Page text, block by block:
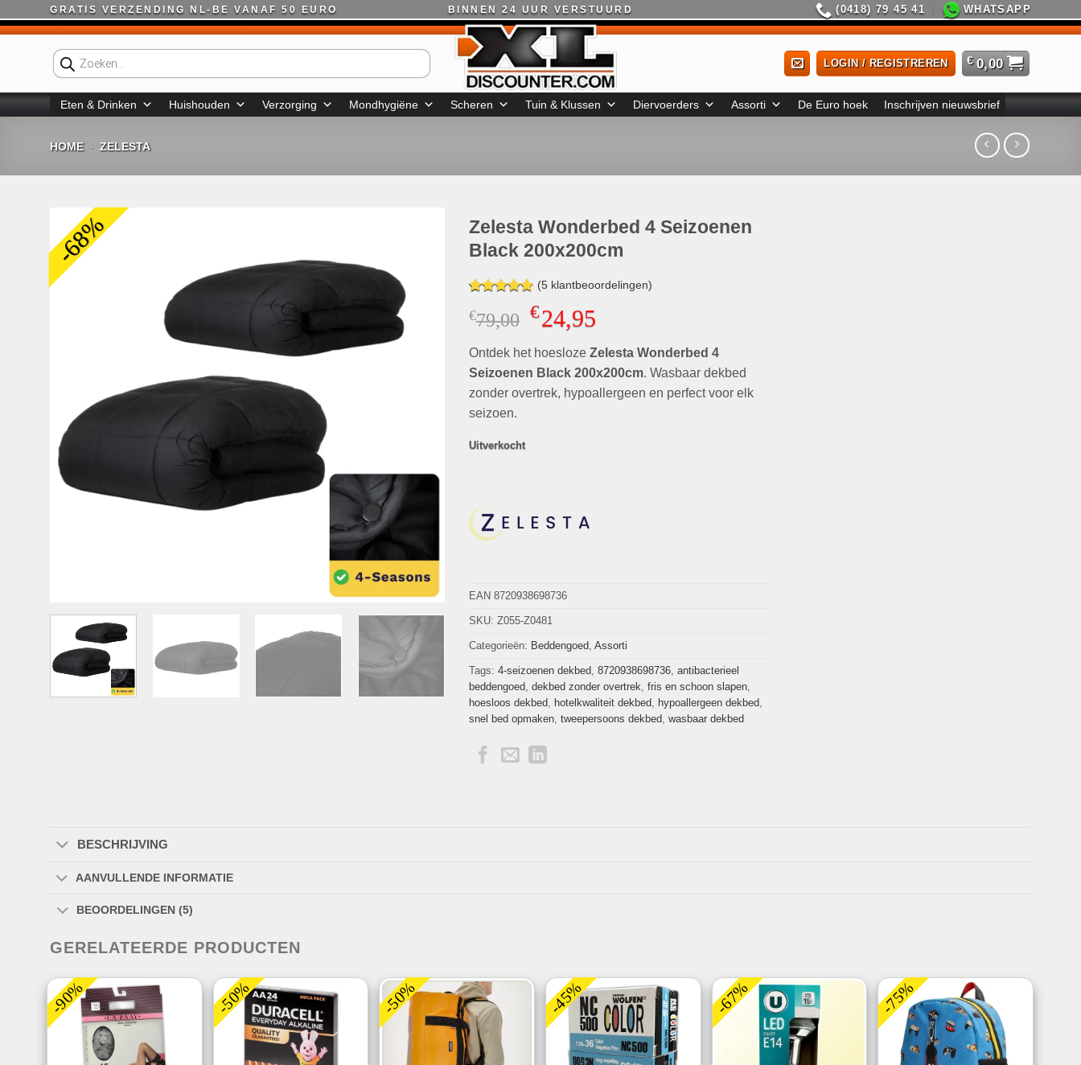
naar
GRATIS VERZENDING NL-BE VANAF 50 EURO BINNEN 24 UUR VERSTUURD (0418) 79 45 41 WHATSAPP
Producten
zoeken
LOGIN / REGISTREREN € 0,00
Eten & Drinken Huishouden Verzorging Mondhygiëne Scheren Tuin & Klussen Diervoerders Assorti De Euro hoek Inschrijven nieuwsbrief
HOME - ZELESTA
-68%
Zelesta Wonderbed 4 Seizoenen
Black 200x200cm
Gewaardeerd
4.75op 5
gebaseerd
waarderingen
(5klantbeoordelingen)
€79,00 Oorspronkelijke
was:
€79,00.
€24,95Huidige
is:
€24,95.
Ontdek het hoesloze Zelesta Wonderbed 4
Seizoenen Black 200x200cm. Wasbaar dekbed
zonder overtrek, hypoallergeen en perfect voor elk
seizoen.
Uitverkocht
EAN 8720938698736
SKU: Z055-Z0481
Categorieën: Beddengoed, Assorti
Tags: 4-seizoenen dekbed, 8720938698736, antibacterieel
beddengoed, dekbed zonder overtrek, fris en schoon slapen,
hoesloos dekbed, hotelkwaliteit dekbed, hypoallergeen dekbed,
snel bed opmaken, tweepersoons dekbed, wasbaar dekbed
BESCHRIJVING
AANVULLENDE INFORMATIE
BEOORDELINGEN (5)
GERELATEERDE PRODUCTEN
-90% -50% -50% -45% -67% -75%